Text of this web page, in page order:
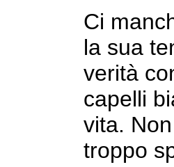
Ci
la sua
verità
capelli
vita.
troppo